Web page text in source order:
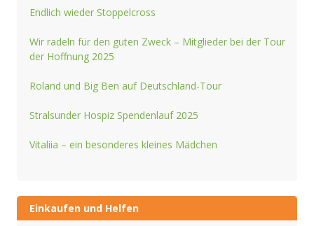
Endlich wieder Stoppelcross
Wir radeln für den guten Zweck – Mitglieder bei der Tour
der Hoffnung 2025
Roland und Big Ben auf Deutschland-Tour
Stralsunder Hospiz Spendenlauf 2025
Vitaliia – ein besonderes kleines Mädchen
Einkaufen und Helfen